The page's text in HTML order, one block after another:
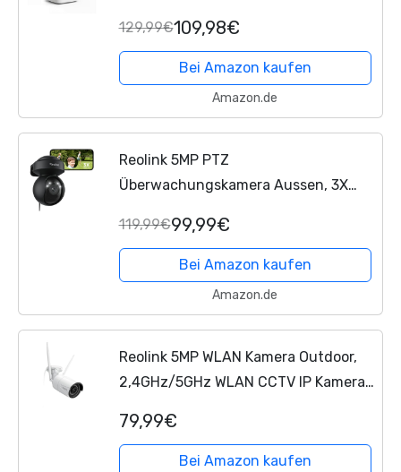
Lokaler Speicher, Erweiterte
Verschlüsselung, 2.4/5GHz Wi-Fi 6,
Keine...
129,99€109,98€
Bei Amazon kaufen
Amazon.de
Reolink 5MP PTZ
Überwachungskamera Aussen, 3X
Kamera Outdoor mit
Personen-/Fahrzeugerkennung,
Automatischer Verfolgung,...
119,99€99,99€
Bei Amazon kaufen
Amazon.de
Reolink 5MP WLAN Kamera Outdoor,
2,4GHz/5GHz WLAN CCTV IP Kamera
Personen-/Fahrzeugerkennung, IP66
Wetterfest, Nachtsicht,
79,99€
Bei Amazon kaufen